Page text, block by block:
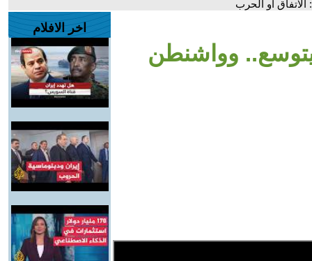
أو الحرب
وواشنطن
اخر الافلام